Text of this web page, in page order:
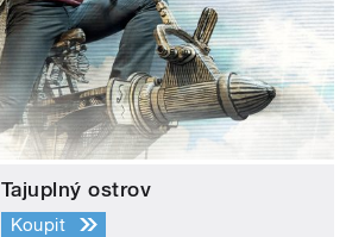
Tajuplný ostrov
Koupit